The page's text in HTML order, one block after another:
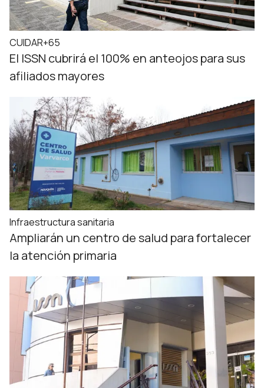
CUIDAR+65
El ISSN cubrirá el 100% en anteojos para sus
afiliados mayores
Infraestructura sanitaria
Ampliarán un centro de salud para fortalecer
la atención primaria